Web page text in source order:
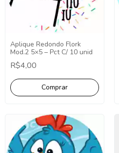
Aplique Redondo Flork
Mod.2 5×5 – Pct C/ 10 unid
R$4,00